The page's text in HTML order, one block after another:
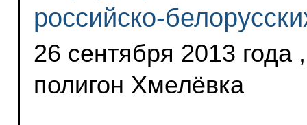
российско-
26 сентября 2013 года
полигон Хмелёвка